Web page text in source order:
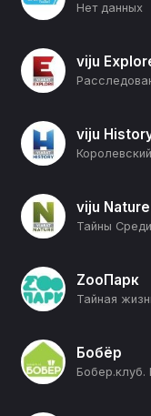
Нет данных
viju
viju
viju Nature
ZooПарк
Тайная
Бобёр
Бобер.клуб.